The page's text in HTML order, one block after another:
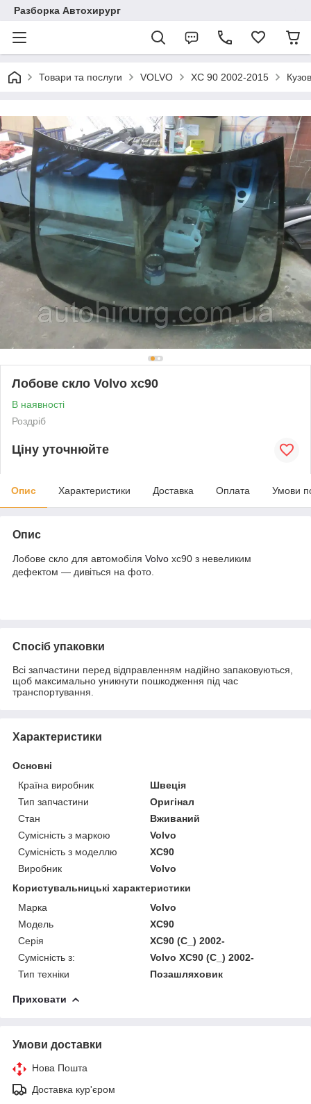
Разборка Автохирург
Товари та послуги VOLVO XC 90 2002-2015
Лобове скло Volvo xc90
В наявності
Роздріб
Ціну уточнюйте
Опис Характеристики Доставка Оплата Умови
Опис
Лобове скло для автомобіля Volvo xc90 з невеликим
дефектом — дивіться на фото.
Спосіб упаковки
Всі запчастини перед відправленням надійно запаковуються,
щоб максимально уникнути пошкодження під час
транспортування.
Характеристики
Основні
Країна виробник
Швеція
Тип запчастини
Оригінал
Стан
Вживаний
Сумісність з маркою
Volvo
Сумісність з моделлю
XC90
Виробник
Volvo
Користувальницькі характеристики
Марка
Volvo
Модель
XC90
Серія
XC90 (C_) 2002-
Сумісність з:
Volvo XC90 (C_) 2002-
Тип техніки
Позашляховик
Приховати
Умови доставки
Нова Пошта
Доставка кур'єром